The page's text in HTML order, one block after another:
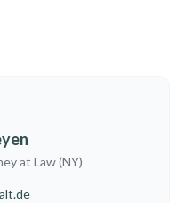
at Law (NY)